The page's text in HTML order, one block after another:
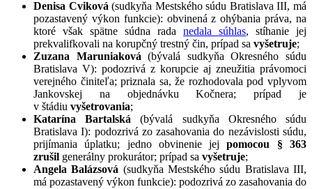
Denisa Cviková(sudkyňa Mestského súdu Bratislava III, má
pozastavený výkon funkcie): obvinená z ohýbania práva, na
ktoré však spätne súdna rada nedala súhlas, stíhanie jej
prekvalifkovali na korupčný trestný čin, prípad sa vyšetruje;
Zuzana Maruniaková(bývalá sudkyňa Okresného súdu
Bratislava V): podozrivá z korupcie aj zneužitia právomoci
verejného činiteľa; priznala sa, že rozhodovala pod vplyvom
Jankovskej na objednávku Kočnera; prípad je
v štádiu vyšetrovania;
Katarína Bartalská(bývalá sudkyňa Okresného súdu
Bratislava I): podozrivá zo zasahovania do nezávislosti súdu,
prijímania úplatku; jedno obvinenie jejpomocou § 363
zrušil generálny prokurátor; prípad sa vyšetruje;
Angela Balázsová (sudkyňa Mestského súdu Bratislava III,
má pozastavený výkon funkcie): podozrivá zo zasahovania do